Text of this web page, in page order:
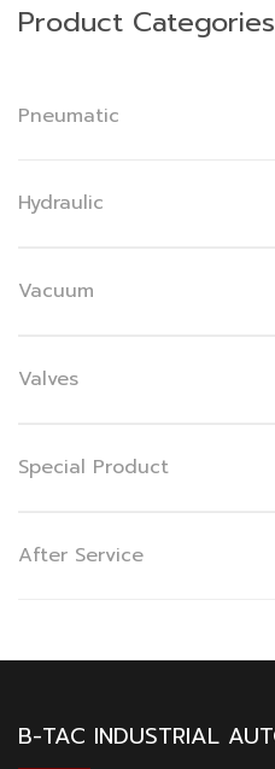
Product Categories
Pneumatic
Hydraulic
Vacuum
Valves
Special Product
After Service
B-TAC INDUSTRIAL